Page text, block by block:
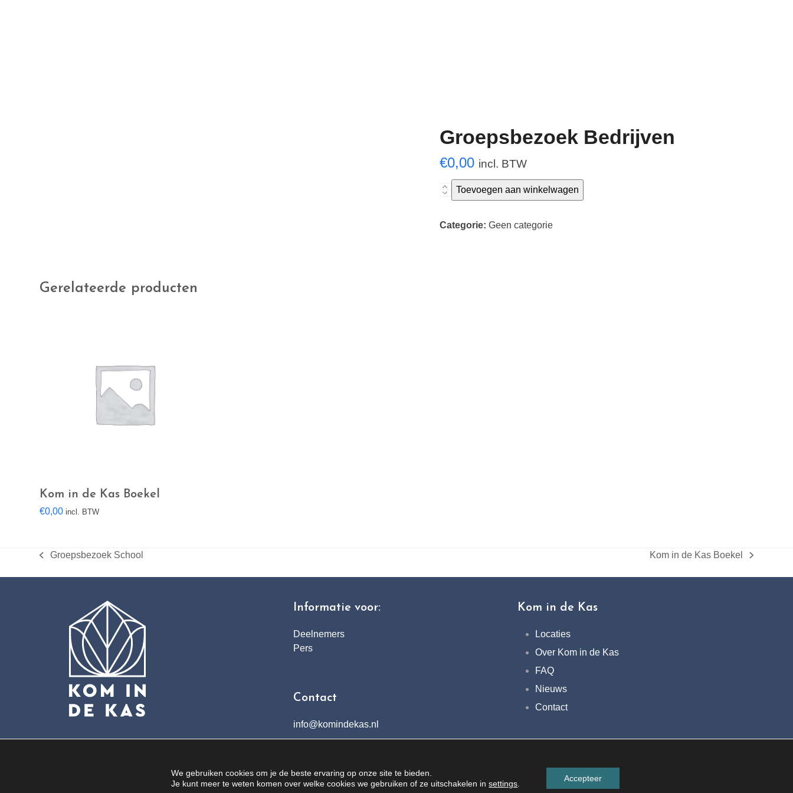
Groepsbezoek Bedrijven
€0,00 incl. BTW
Groepsbezoek
Bedrijven
Toevoegen aan winkelwagen
Categorie: Geen categorie
Gerelateerde producten
Kom in de Kas Boekel
€0,00 incl. BTW
previous
post:
Groepsbezoek School
next
post:
Kom in de Kas Boekel
Informatie voor:
Deelnemers
Pers
Contact
info@komindekas.nl
Kom in de Kas
Locaties
Over Kom in de Kas
FAQ
Nieuws
Contact
We gebruiken cookies om je de beste ervaring op onze site te bieden.
Je kunt meer te weten komen over welke cookies we gebruiken of ze uitschakelen insettings
Accepteer